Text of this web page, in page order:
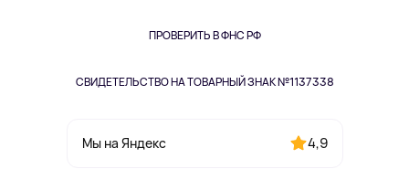
ПРОВЕРИТЬ В ФНС РФ
СВИДЕТЕЛЬСТВО НА ТОВАРНЫЙ ЗНАК №1137338
Мы на Яндекс 4,9
Одежда и аксессуары